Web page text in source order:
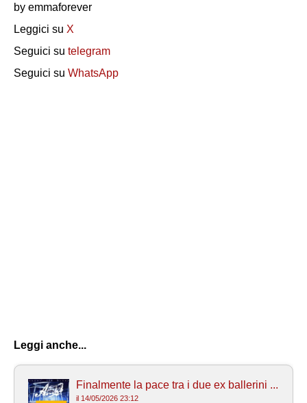
by emmaforever
Leggici su X
Seguici su telegram
Seguici su WhatsApp
Leggi anche...
Finalmente la pace tra i due ex ballerini ...
il 14/05/2026 23:12